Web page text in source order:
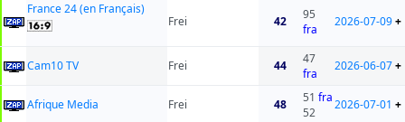
France 24 (en Français)
Frei
42
95
fra
2026-07-09+
Cam10 TV Frei 44
47
fra
2026-06-07+
Afrique Media Frei 48 51 fra
52
2026-07-01 +